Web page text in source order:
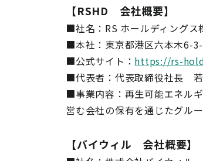
【RSHD 会社概要】
■社名：RS ホールディングス
■本社：東京都港区六本木6-
■公式サイト： https://rs-
■代表者：代表取締役社長
■事業内容：再生可能エネル
営む会社の保有を通じたグル
【バイウィル 会社概要】